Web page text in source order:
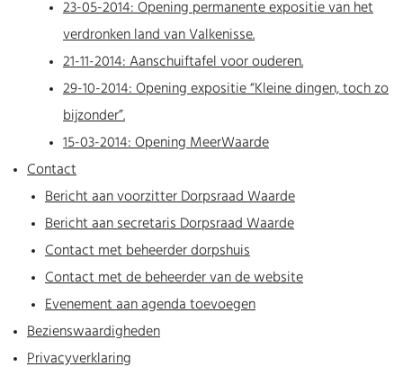
23-05-2014: Opening permanente expositie van het
verdronken land van Valkenisse.
21-11-2014: Aanschuiftafel voor ouderen.
29-10-2014: Opening expositie “Kleine dingen, toch zo
bijzonder”.
15-03-2014: Opening MeerWaarde
Contact
Bericht aan voorzitter Dorpsraad Waarde
Bericht aan secretaris Dorpsraad Waarde
Contact met beheerder dorpshuis
Contact met de beheerder van de website
Evenement aan agenda toevoegen
Bezienswaardigheden
Privacyverklaring